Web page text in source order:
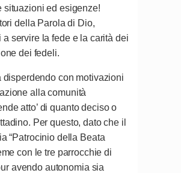
situazioni ed esigenze!
della Parola di Dio,
servire la fede e la carità dei
dei fedeli.
disperdendo con motivazioni
alla comunità
atto’ di quanto deciso o
Per questo, dato che il
“Patrocinio della Beata
con le tre parrocchie di
avendo autonomia sia